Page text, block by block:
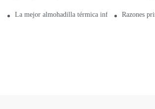
La mejor almohadilla térmica infrarroja lejana
Razones